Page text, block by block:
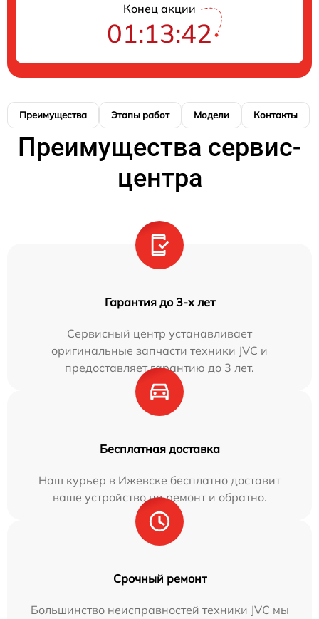
Конец акции
01:13:41
Преимущества Этапы работ Модели Контакты
Преимущества сервис-
центра
Гарантия до 3-х лет
Сервисный центр устанавливает
оригинальные запчасти техники JVC и
предоставляет гарантию до 3 лет.
Бесплатная доставка
Наш курьер в Ижевске бесплатно доставит
ваше устройство на ремонт и обратно.
Срочный ремонт
Большинство неисправностей техники JVC мы